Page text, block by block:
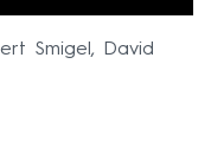
Smigel, David